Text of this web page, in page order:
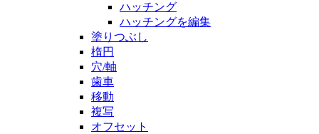
ハッチング
ハッチングを編集
塗りつぶし
楕円
穴/軸
歯車
移動
複写
オフセット